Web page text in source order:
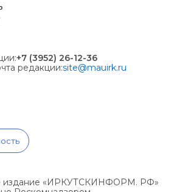
+7 (3952) 26-12-36
редакции:site@mauirk.ru
издание «ИРКУТСКИНФОРМ. РФ»